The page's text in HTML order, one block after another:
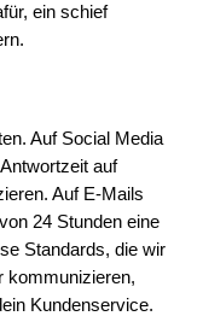
ein schief
Auf Social Media
auf
Auf E-Mails
24 Stunden eine
Standards, die wir
kommunizieren,
Kundenservice.